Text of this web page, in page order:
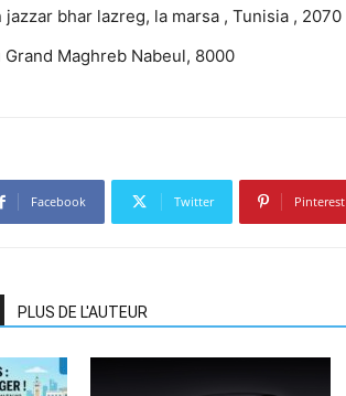
jazzar bhar lazreg, la marsa , Tunisia , 2070
Grand Maghreb Nabeul, 8000
Facebook Twitter Pinterest
PLUS DE L'AUTEUR